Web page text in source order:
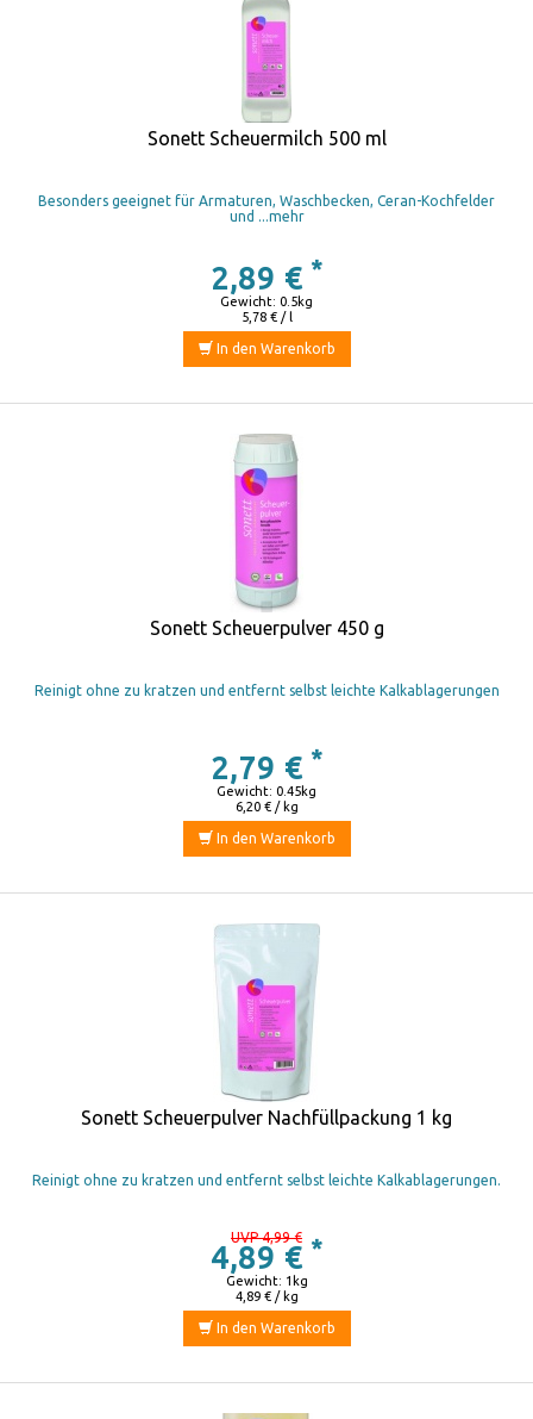
Sonett Scheuermilch 500 ml
Besonders geeignet für Armaturen, Waschbecken, Ceran-Kochfelder
und ...mehr
2,89 € *
5,78 € / l
Gewicht: 0.5kg
In den Warenkorb
Sonett Scheuerpulver 450 g
Reinigt ohne zu kratzen und entfernt selbst leichte Kalkablagerungen
2,79 € *
6,20 € / kg
Gewicht: 0.45kg
In den Warenkorb
Sonett Scheuerpulver Nachfüllpackung 1 kg
Reinigt ohne zu kratzen und entfernt selbst leichte Kalkablagerungen.
UVP 4,99 €
4,89 € *
4,89 € / kg
Gewicht: 1kg
In den Warenkorb